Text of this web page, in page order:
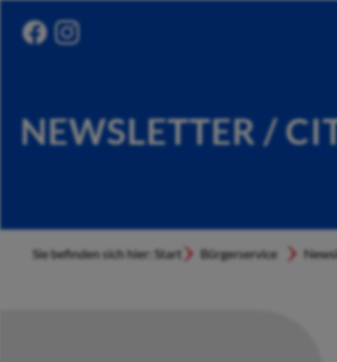
NEWSLETTER /
Sie befinden sich hier: Start Bürgerservice